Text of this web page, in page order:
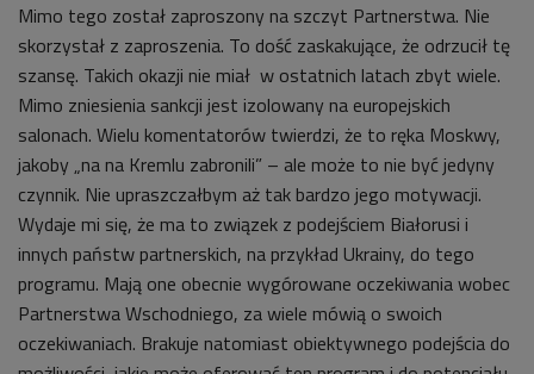
Mimo tego został zaproszony na szczyt Partnerstwa. Nie
skorzystał z zaproszenia. To dość zaskakujące, że odrzucił tę
szansę. Takich okazji nie miał w ostatnich latach zbyt wiele.
Mimo zniesienia sankcji jest izolowany na europejskich
salonach. Wielu komentatorów twierdzi, że to ręka Moskwy,
jakoby „na na Kremlu zabronili” – ale może to nie być jedyny
czynnik. Nie upraszczałbym aż tak bardzo jego motywacji.
Wydaje mi się, że ma to związek z podejściem Białorusi i
innych państw partnerskich, na przykład Ukrainy, do tego
programu. Mają one obecnie wygórowane oczekiwania wobec
Partnerstwa Wschodniego, za wiele mówią o swoich
oczekiwaniach. Brakuje natomiast obiektywnego podejścia do